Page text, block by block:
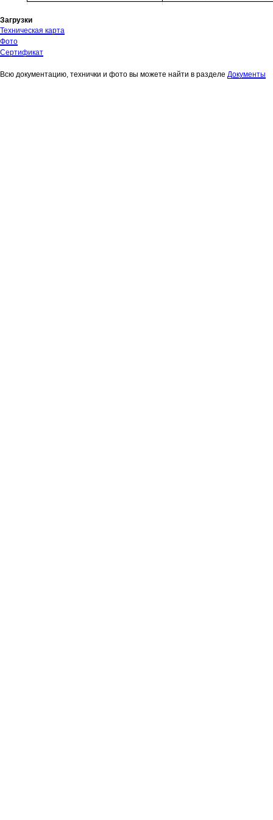
Загрузки
Техническая карта
Фото
Сертификат
Всю документацию, технички и фото вы можете найти в разделе Документы